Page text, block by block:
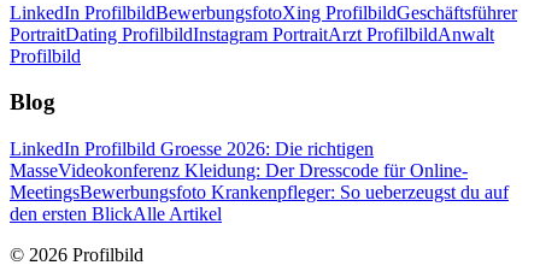
LinkedIn ProfilbildBewerbungsfotoXing ProfilbildGeschäftsführer
PortraitDating ProfilbildInstagram PortraitArzt ProfilbildAnwalt
Profilbild
Blog
LinkedIn Profilbild Groesse 2026: Die richtigen
MasseVideokonferenz Kleidung: Der Dresscode für Online-
MeetingsBewerbungsfoto Krankenpfleger: So ueberzeugst du auf
den ersten BlickAlle Artikel
© 2026 Profilbild